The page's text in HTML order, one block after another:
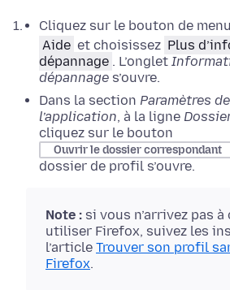
Cliquez sur le bouton de menu
Aide et choisissez Plus
dépannage . L’onglet
dépannage s’ouvre.
Dans la section Paramètres
l’application, à la ligne
cliquez sur le bouton
Ouvrir le dossier correspondant
dossier de profil s’ouvre.
Note : si vous n’arrivez pas
utiliser Firefox, suivez les
l’article Trouver son profil
Firefox.